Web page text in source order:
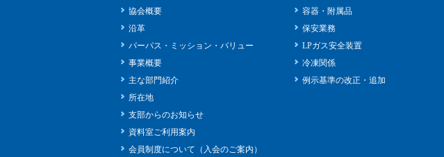
協会概要
沿革
パーパス・ミッション・バリュー
事業概要
主な部門紹介
所在地
支部からのお知らせ
資料室ご利用案内
会員制度について（入会のご案内）
容器・附属品
保安業務
LPガス安全装置
冷凍関係
例示基準の改正・追加